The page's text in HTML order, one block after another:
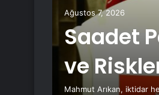
Ağustos 7, 2026
Saadet
ve
Mahmut Arıkan, iktidar